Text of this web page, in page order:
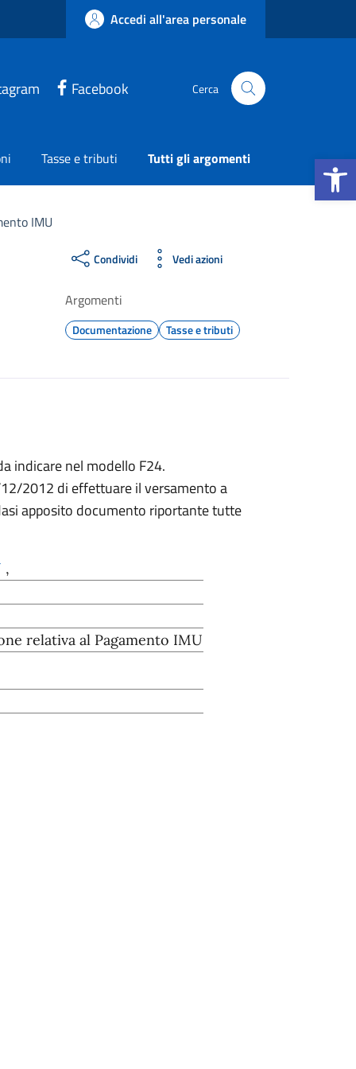
Apri la
Accedi all'area personale
Facebook Cerca
Tasse e tributi Tutti gli argomenti
IMU
Condividi Vedi azioni
Argomenti
Documentazione Tasse e tributi
indicare nel modello F24.
2012 di effettuare il versamento a
apposito documento riportante tutte
,
relativa al Pagamento IMU